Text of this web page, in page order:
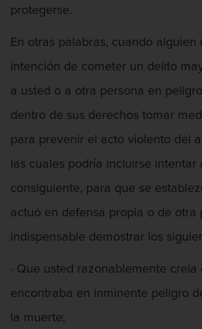
protegerse.
En otras palabras, cuando alguien
intención de cometer un delito
a usted o a otra persona en
dentro de sus derechos tomar
para prevenir el acto violento del
las cuales podría incluirse intentar
consiguiente, para que se
actuó en defensa propia o de otra
indispensable demostrar los
· Que usted razonablemente creía
encontraba en inminente peligro
la muerte;
Audiencias de
Aumento de Sentencia
Fuego